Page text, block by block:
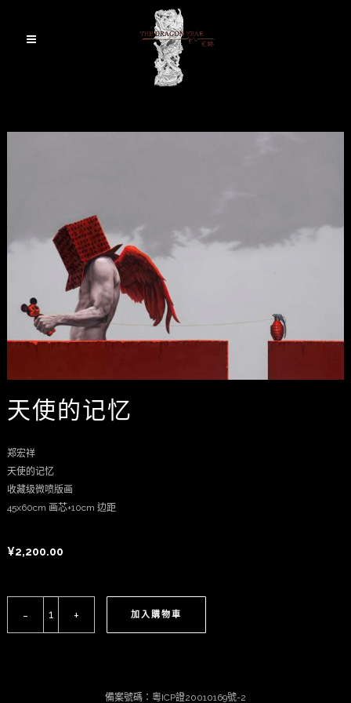
天使的记忆
郑宏祥
天使的记忆
收藏级微喷版画
45x60cm 画芯+10cm 边距
¥2,200.00
加入購物車
備案號碼：粵ICP證20010169號-2